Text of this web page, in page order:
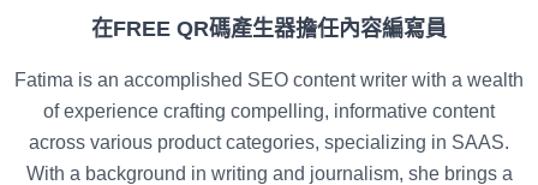
在FREE QR碼產生器擔任內容編寫員
Fatima is an accomplished SEO content writer with a wealth
of experience crafting compelling, informative content
across various product categories, specializing in SAAS.
With a background in writing and journalism, she brings a